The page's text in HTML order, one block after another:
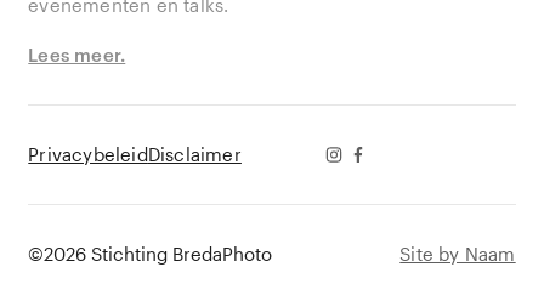
evenementen en talks.
Lees meer.
©2026 Stichting BredaPhoto
PrivacybeleidDisclaimer
Site by Naam